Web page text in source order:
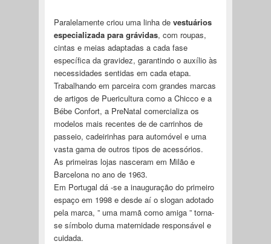
Paralelamente criou uma linha de vestuários
especializada para grávidas, com roupas,
cintas e meias adaptadas a cada fase
específica da gravidez, garantindo o auxílio às
necessidades sentidas em cada etapa.
Trabalhando em parceira com grandes marcas
de artigos de Puericultura como a Chicco e a
Bébe Confort, a PreNatal comercializa os
modelos mais recentes de de carrinhos de
passeio, cadeirinhas para automóvel e uma
vasta gama de outros tipos de acessórios.
As primeiras lojas nasceram em Milão e
Barcelona no ano de 1963.
Em Portugal dá -se a inauguração do primeiro
espaço em 1998 e desde aí o slogan adotado
pela marca, ” uma mamã como amiga ” torna-
se símbolo duma maternidade responsável e
cuidada.